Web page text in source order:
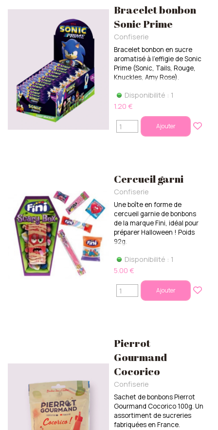
Bracelet bonbon
Sonic Prime
Confiserie
Bracelet bonbon en sucre
aromatisé à l'effigie de Sonic
Prime (Sonic, Tails, Rouge,
Knuckles, Amy Rose).
Disponibilité : 1
1.20 €
Ajouter
Cercueil garni
Confiserie
Une boîte en forme de
cercueil garnie de bonbons
de la marque Fini, idéal pour
préparer Halloween ! Poids
92g.
Disponibilité : 1
5.00 €
Ajouter
Pierrot
Gourmand
Cocorico
Confiserie
Sachet de bonbons Pierrot
Gourmand Cocorico 100g. Un
assortiment de sucreries
fabriquées en France.